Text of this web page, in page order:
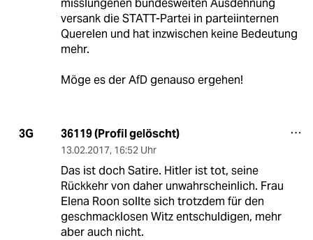
misslungenen bundesweiten Ausdehnung
versank die STATT-Partei in parteiinternen
Querelen und hat inzwischen keine Bedeutung
mehr.
Möge es der AfD genauso ergehen!
3G 36119 (Profil gelöscht)
13.02.2017, 16:52 Uhr
Das ist doch Satire. Hitler ist tot, seine
Rückkehr von daher unwahrscheinlich. Frau
Elena Roon sollte sich trotzdem für den
geschmacklosen Witz entschuldigen, mehr
aber auch nicht.